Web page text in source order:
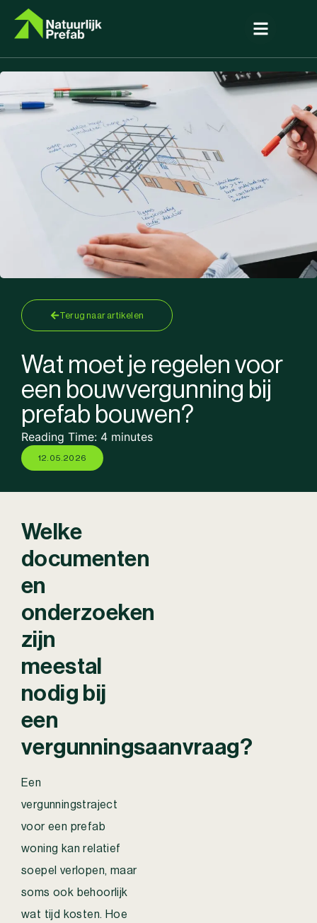
Terug naar artikelen
Wat moet je regelen voor
een bouwvergunning bij
prefab bouwen?
Reading Time: 4 minutes
12.05.2026
Welke
documenten
en
onderzoeken
zijn
meestal
nodig bij
een
vergunningsaanvraag?
Een
vergunningstraject
voor een prefab
woning kan relatief
soepel verlopen, maar
soms ook behoorlijk
wat tijd kosten. Hoe